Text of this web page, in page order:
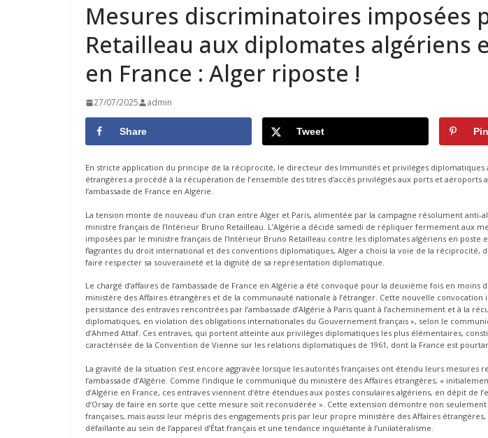
Mesures discriminatoires imposées
Retailleau aux diplomates algériens
en France : Alger riposte !
27/07/2025 admin
Share Tweet Pin
En stricte application du principe de la réciprocité, le directeur des Immunités et privilèges diplomatiques
étrangères a procédé à la récupération de l’ensemble des titres d’accès privilégiés aux ports et aéroports
l’ambassade de France en Algérie.
La tension monte de nouveau d’un cran entre Alger et Paris, alimentée par la campagne résolument anti-
ministre français de l’Intérieur Bruno Retailleau. L’Algérie a décidé samedi de répliquer fermement aux
imposées par le ministre français de l’Intérieur Bruno Retailleau contre les diplomates algériens en poste
flagrantes du droit international et des conventions diplomatiques, Alger a choisi la voie de la réciprocité,
faire respecter sa souveraineté et la dignité de sa représentation diplomatique.
Le chargé d’affaires de l’ambassade de France en Algérie a été convoqué pour la deuxième fois en moins
ministère des Affaires étrangères et de la communauté nationale à l’étranger. Cette nouvelle convocation
persistance des entraves rencontrées par l’ambassade d’Algérie à Paris quant à l’acheminement et à la
diplomatiques, en violation des obligations internationales du Gouvernement français », selon le
d’Ahmed Attaf. Ces entraves, qui portent atteinte aux privilèges diplomatiques les plus élémentaires,
caractérisée de la Convention de Vienne sur les relations diplomatiques de 1961, dont la France est
La gravité de la situation s’est encore aggravée lorsque les autorités françaises ont étendu leurs mesures
l’ambassade d’Algérie. Comme l’indique le communiqué du ministère des Affaires étrangères, «
d’Algérie en France, ces entraves viennent d’être étendues aux postes consulaires algériens, en dépit de
d’Orsay de faire en sorte que cette mesure soit reconsidérée ». Cette extension démontre non
françaises, mais aussi leur mépris des engagements pris par leur propre ministère des Affaires
défaillante au sein de l’appareil d’État français et une tendance inquiétante à l’unilatéralisme.